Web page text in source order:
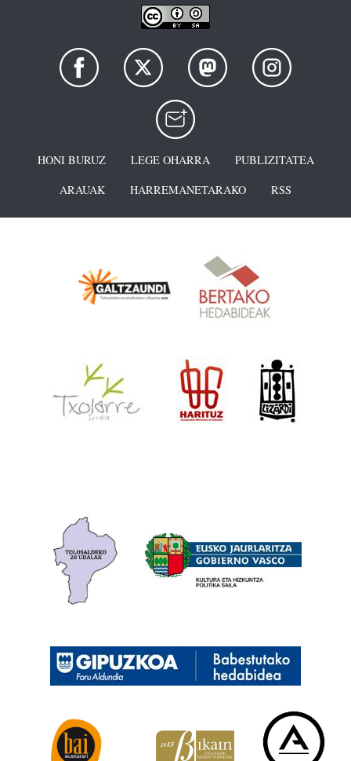
HONI BURUZ LEGE OHARRA
PUBLIZITATEA
ARAUAK
HARREMANETARAKO RSS